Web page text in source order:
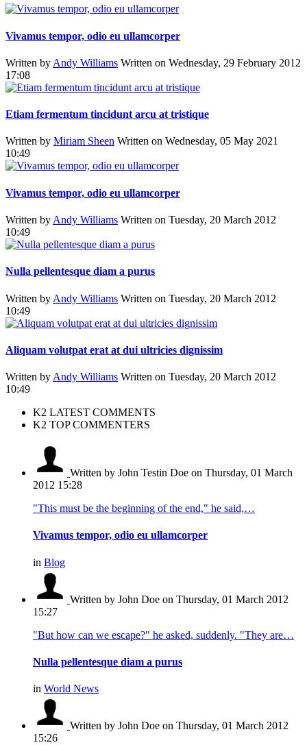
Vivamus tempor, odio eu ullamcorper
Written by Andy Williams Written on Wednesday, 29 February 2012
17:08
Etiam fermentum tincidunt arcu at tristique
Written by Miriam Sheen Written on Wednesday, 05 May 2021
10:49
Vivamus tempor, odio eu ullamcorper
Written by Andy Williams Written on Tuesday, 20 March 2012
10:49
Nulla pellentesque diam a purus
Written by Andy Williams Written on Tuesday, 20 March 2012
10:49
Aliquam volutpat erat at dui ultricies dignissim
Written by Andy Williams Written on Tuesday, 20 March 2012
10:49
K2 LATEST COMMENTS
K2 TOP COMMENTERS
Written by John Testin Doe on Thursday, 01 March
2012 15:28
"This must be the beginning of the end," he said,…
Vivamus tempor, odio eu ullamcorper
in Blog
Written by John Doe on Thursday, 01 March 2012
15:27
"But how can we escape?" he asked, suddenly. "They are…
Nulla pellentesque diam a purus
in World News
Written by John Doe on Thursday, 01 March 2012
15:26